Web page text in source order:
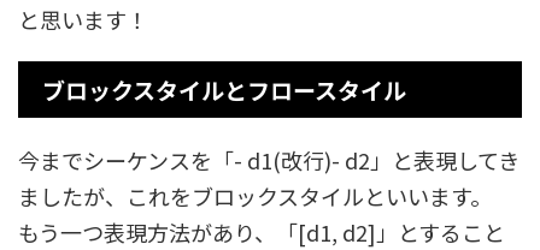
と思います！
ブロックスタイルとフロースタイル
今までシーケンスを「- d1(改行)- d2」と表現してき
ましたが、これをブロックスタイルといいます。
もう一つ表現方法があり、「[d1, d2]」とすること